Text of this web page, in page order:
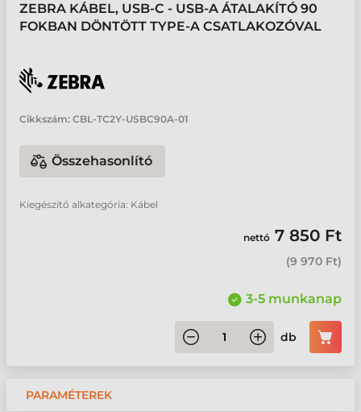
ZEBRA KÁBEL, USB-C - USB-A ÁTALAKÍTÓ 90
FOKBAN DÖNTÖTT TYPE-A CSATLAKOZÓVAL
Cikkszám: CBL-TC2Y-USBC90A-01
Összehasonlító
Kiegészítő alkategória: Kábel
nettó 7 850 Ft
(9 970 Ft)
3-5 munkanap
db
PARAMÉTEREK